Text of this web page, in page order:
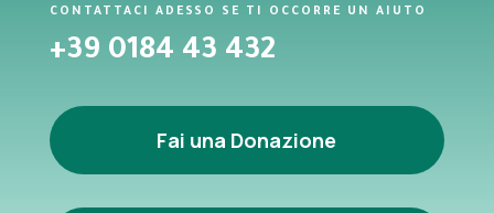
CONTATTACI ADESSO SE TI OCCORRE UN AIUTO
+39 0184 43 432
Fai una Donazione